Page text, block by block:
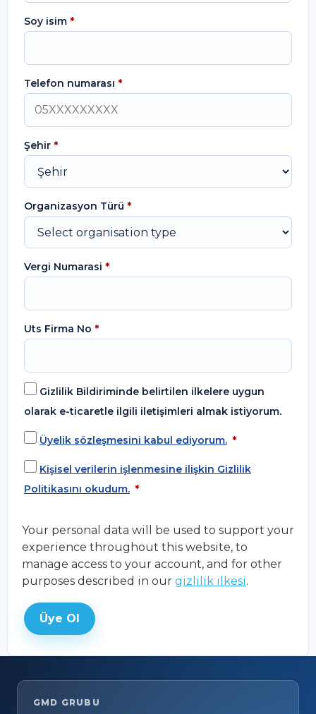
Soy isim *
Telefon numarası *
Şehir *
Organizasyon Türü *
Vergi Numarasi *
Uts Firma No *
Gizlilik Bildiriminde belirtilen ilkelere uygun
olarak e-ticaretle ilgili iletişimleri almak istiyorum.
Üyelik sözleşmesini kabul ediyorum. *
Kişisel verilerin işlenmesine ilişkin Gizlilik
Politikasını okudum. *
Your personal data will be used to support your
experience throughout this website, to
manage access to your account, and for other
purposes described in our gizlilik ilkesi.
Üye Ol
GMD GRUBU